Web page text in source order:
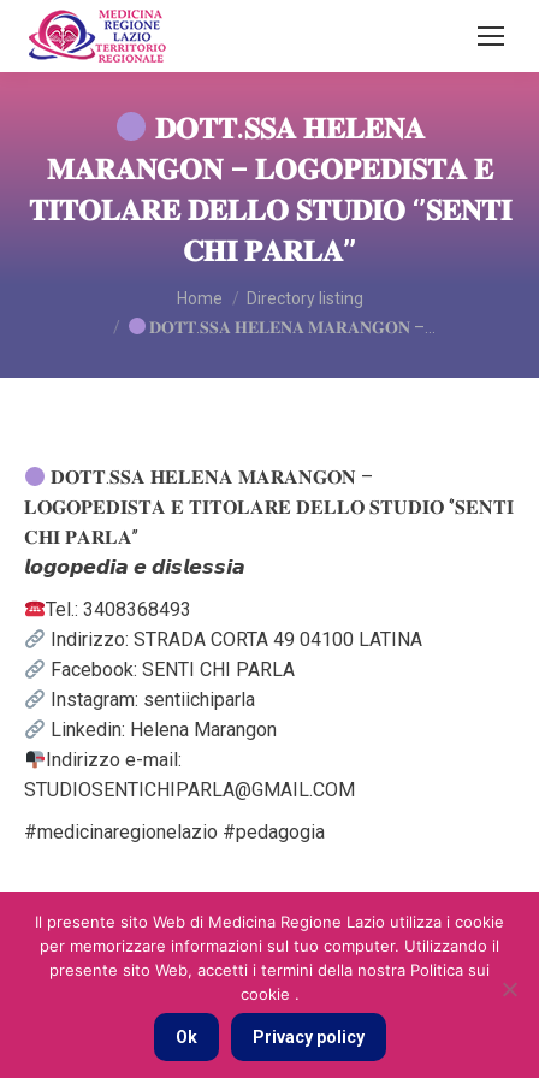
𝐃𝐎𝐓𝐓.𝐒𝐒𝐀 𝐇𝐄𝐋𝐄𝐍𝐀
𝐌𝐀𝐑𝐀𝐍𝐆𝐎𝐍 – 𝐋𝐎𝐆𝐎𝐏𝐄𝐃𝐈𝐒𝐓𝐀 𝐄
𝐓𝐈𝐓𝐎𝐋𝐀𝐑𝐄 𝐃𝐄𝐋𝐋𝐎 𝐒𝐓𝐔𝐃𝐈𝐎 ‘’𝐒𝐄𝐍𝐓𝐈
𝐂𝐇𝐈 𝐏𝐀𝐑𝐋𝐀’’
Home
Directory listing
𝐃𝐎𝐓𝐓.𝐒𝐒𝐀 𝐇𝐄𝐋𝐄𝐍𝐀 𝐌𝐀𝐑𝐀𝐍𝐆𝐎𝐍 –…
𝐃𝐎𝐓𝐓.𝐒𝐒𝐀 𝐇𝐄𝐋𝐄𝐍𝐀 𝐌𝐀𝐑𝐀𝐍𝐆𝐎𝐍 –
𝐋𝐎𝐆𝐎𝐏𝐄𝐃𝐈𝐒𝐓𝐀 𝐄 𝐓𝐈𝐓𝐎𝐋𝐀𝐑𝐄 𝐃𝐄𝐋𝐋𝐎 𝐒𝐓𝐔𝐃𝐈𝐎 ‘’𝐒𝐄𝐍𝐓𝐈
𝐂𝐇𝐈 𝐏𝐀𝐑𝐋𝐀’’
𝙡𝙤𝙜𝙤𝙥𝙚𝙙𝙞𝙖 𝙚 𝙙𝙞𝙨𝙡𝙚𝙨𝙨𝙞𝙖
Tel.: 3408368493
Indirizzo: STRADA CORTA 49 04100 LATINA
Facebook: SENTI CHI PARLA
Instagram: sentiichiparla
Linkedin: Helena Marangon
Indirizzo e-mail:
STUDIOSENTICHIPARLA@GMAIL.COM
#medicinaregionelazio #pedagogia
2026 © You Social Srl srl P.IVA e C.F. 13970891001 - REA: RM - 1487168
- pec: yousocialsrls@pec.it
Il presente sito Web di Medicina Regione Lazio utilizza i cookie
per memorizzare informazioni sul tuo computer. Utilizzando il
presente sito Web, accetti i termini della nostra Politica sui
cookie .
Ok Privacy policy